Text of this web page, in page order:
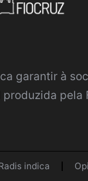
garantir à
pela
indica